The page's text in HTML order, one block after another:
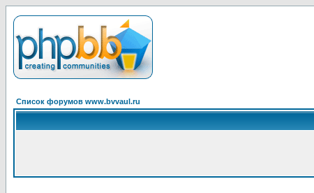
Список форумов www.bvvaul.ru